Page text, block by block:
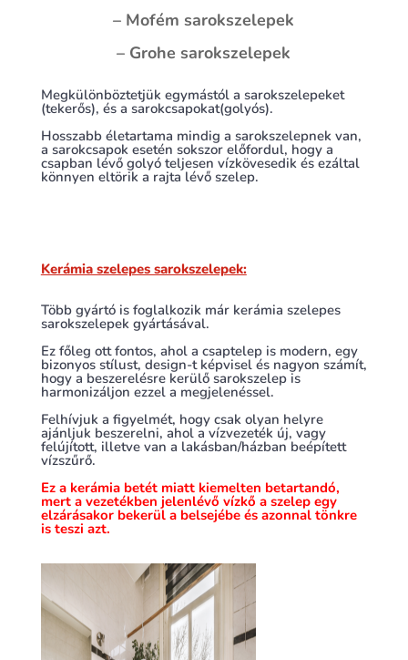
– Mofém sarokszelepek
– Grohe sarokszelepek
Megkülönböztetjük egymástól a sarokszelepeket
(tekerős), és a sarokcsapokat(golyós).
Hosszabb életartama mindig a sarokszelepnek van,
a sarokcsapok esetén sokszor előfordul, hogy a
csapban lévő golyó teljesen vízkövesedik és ezáltal
könnyen eltörik a rajta lévő szelep.
Kerámia szelepes sarokszelepek:
Több gyártó is foglalkozik már kerámia szelepes
sarokszelepek gyártásával.
Ez főleg ott fontos, ahol a csaptelep is modern, egy
bizonyos stílust, design-t képvisel és nagyon számít,
hogy a beszerelésre kerülő sarokszelep is
harmonizáljon ezzel a megjelenéssel.
Felhívjuk a figyelmét, hogy csak olyan helyre
ajánljuk beszerelni, ahol a vízvezeték új, vagy
felújított, illetve van a lakásban/házban beépített
vízszűrő.
Ez a kerámia betét miatt kiemelten betartandó,
mert a vezetékben jelenlévő vízkő a szelep egy
elzárásakor bekerül a belsejébe és azonnal tönkre
is teszi azt.